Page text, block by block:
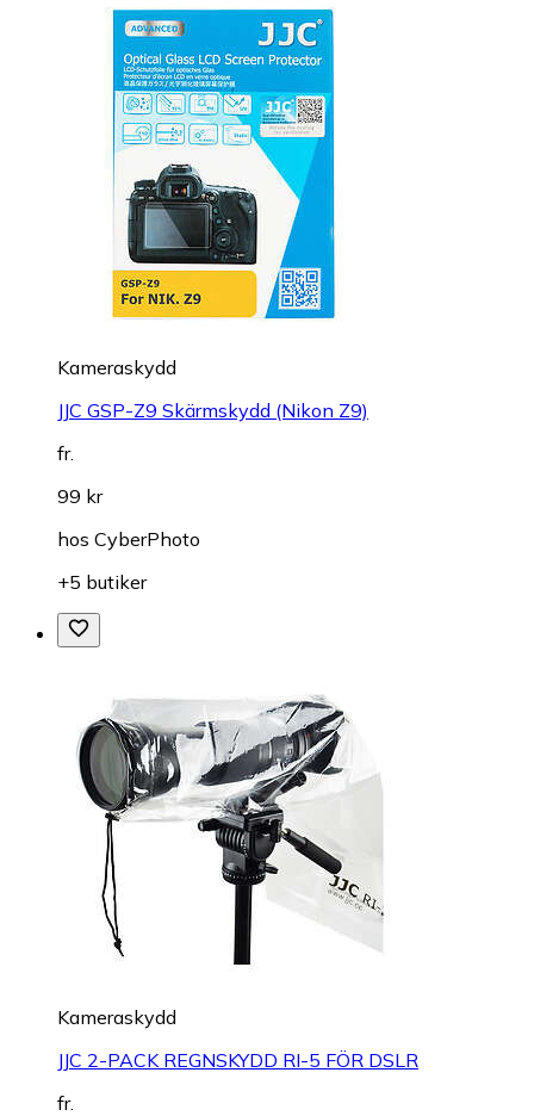
Kameraskydd
JJC GSP-Z9 Skärmskydd (Nikon Z9)
fr.
99 kr
hos CyberPhoto
+5 butiker
Kameraskydd
JJC 2-PACK REGNSKYDD RI-5 FÖR DSLR
fr.